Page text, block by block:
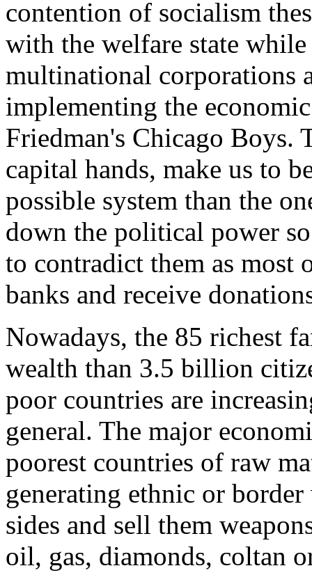
contention of socialism
with the welfare state
multinational corporations
implementing the
Friedman's Chicago Boys.
capital hands, make us to
possible system than the
down the political power
to contradict them as most
banks and receive
Nowadays, the 85 richest
wealth than 3.5 billion
poor countries are
general. The major
poorest countries of raw
generating ethnic or
sides and sell them
oil, gas, diamonds, coltan